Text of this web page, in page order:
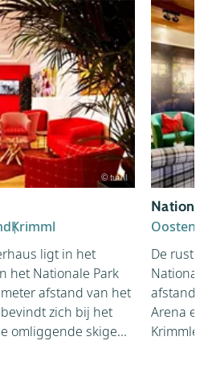
© tui.nl
Krimml
ligt in het
het Nationale Park
afstand van het
zich bij het
omliggende skige...
De
afstand
Arena